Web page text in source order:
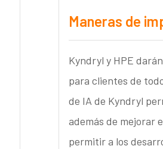
Maneras de
Kyndryl y HPE
para clientes de
de IA de Kyndryl
además de mejorar
permitir a los